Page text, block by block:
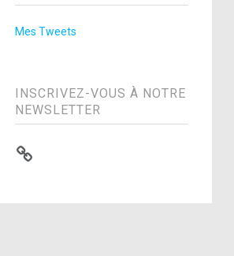
Mes Tweets
INSCRIVEZ-VOUS À NOTRE
NEWSLETTER